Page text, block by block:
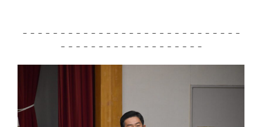
－－－－－－－－－－－－－－－－－－－－－－－－－－－－－
－－－－－－－－－－－－－－－－－－－